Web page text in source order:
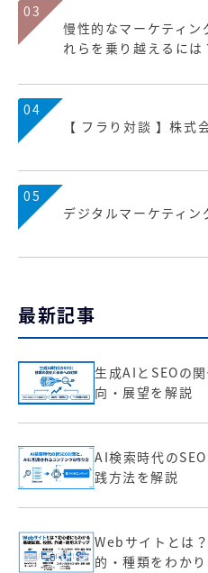
03
慢性的なマーケティ
れらを乗り越えるには
04
【 フラり対談 】株式
05
デジタルマーケティ
最新記事
生成AIとSEOの
向・展望を解説
AI検索時代の
践方法を解説
Webサイトとは
的・種類をわか